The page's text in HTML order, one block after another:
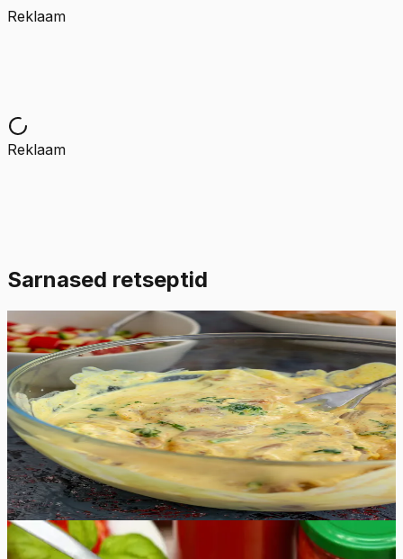
Reklaam
Reklaam
Sarnased retseptid
Lihtne 4.8Hinnang:
Keefirimarinaad kolme moodi
Nüüd saate valmistada oma grill-lihale kolme erinevat
maitsvat keefirimarinaadi, mis annavad lihale erilise
maitse. Proovige järgi nii maitsev karri, chipotle kui ka
Kreeka stiilis keefirimarinaad.
10min
0
Raske
4.9 Hinnang:(10)